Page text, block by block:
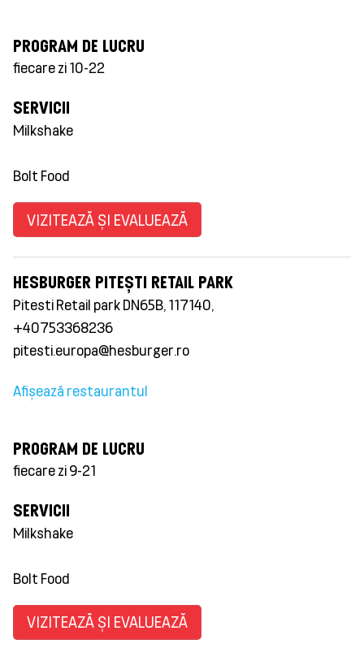
PROGRAM DE LUCRU
fiecare zi 10-22
SERVICII
Milkshake
Bolt Food
VIZITEAZĂ ȘI EVALUEAZĂ
HESBURGER PITEȘTI RETAIL PARK
Pitesti Retail park DN65B, 117140,
+40753368236
pitesti.europa@hesburger.ro
Afișează restaurantul
PROGRAM DE LUCRU
fiecare zi 9-21
SERVICII
Milkshake
Bolt Food
VIZITEAZĂ ȘI EVALUEAZĂ